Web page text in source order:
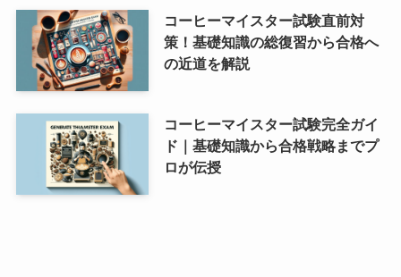
コーヒーマイスター試験直前対
策！基礎知識の総復習から合格へ
の近道を解説
コーヒーマイスター試験完全ガイ
ド｜基礎知識から合格戦略までプ
ロが伝授